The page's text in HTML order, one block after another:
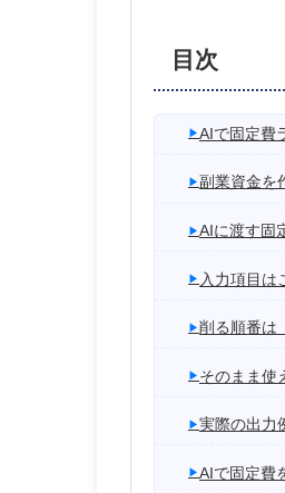
目次
AIで固定費
副業資金を
AIに渡す固
入力項目は
削る順番は
そのまま使
実際の出力
AIで固定費